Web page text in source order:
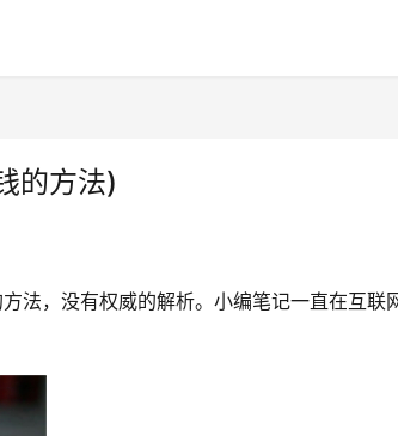
的方法)
法，没有权威的解析。小编笔记一直在互联